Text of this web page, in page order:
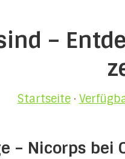
–
Startseite·
– Nicorps bei